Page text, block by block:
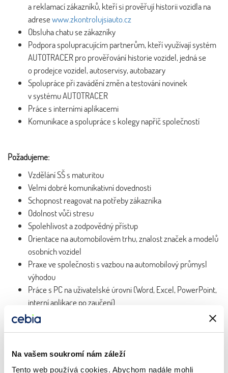
Na vašem soukromí nám záleží
Tento web používá cookies. Abychom nadále mohli
a reklamací zákazníků, kteří si prověřují historii vozidla na
adresewww.zkontrolujsiauto.cz
Obsluha chatu se zákazníky
Podpora spolupracujícím partnerům, kteří využívají systém
AUTOTRACER pro prověřování historie vozidel, jedná se
o prodejce vozidel, autoservisy, autobazary
Spolupráce při zavádění změn a testování novinek
v systému AUTOTRACER
Práce s interními aplikacemi
Komunikace a spolupráce s kolegy napříč společností
Požadujeme:
Vzdělání SŠ s maturitou
Velmi dobré komunikativní dovednosti
Schopnost reagovat na potřeby zákazníka
Odolnost vůči stresu
Spolehlivost a zodpovědný přístup
Orientace na automobilovém trhu, znalost značek a modelů
osobních vozidel
Praxe ve společnosti s vazbou na automobilový průmysl
výhodou
Práce s PC na uživatelské úrovni (Word, Excel, PowerPoint,
interní aplikace po zaučení)
ČJ slovem a písmem